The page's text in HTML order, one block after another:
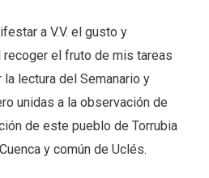
a V.V. el gusto y
el fruto de mis tareas
lectura del Semanario y
unidas a la observación de
de este pueblo de Torrubia
y común de Uclés.